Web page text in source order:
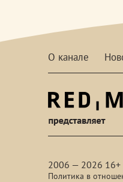
О канале
2006 — 2026 16+
Политика в